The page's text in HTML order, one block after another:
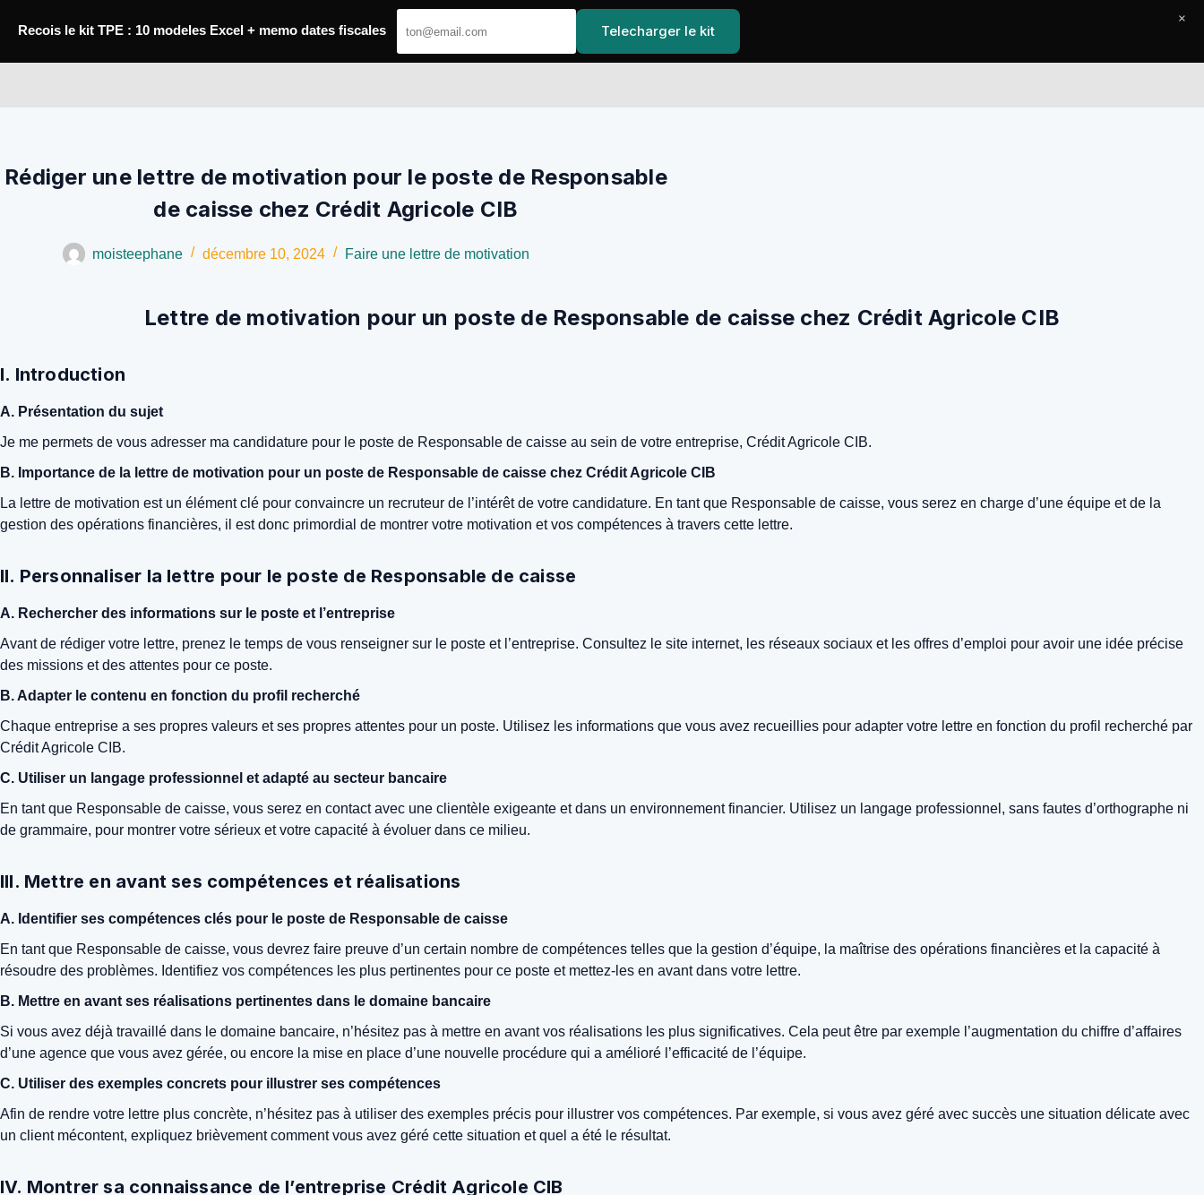
Rédiger une lettre de motivation pour le poste de Responsable
de caisse chez Crédit Agricole CIB
moisteephane décembre 10, 2024 Faire une lettre de motivation
Lettre de motivation pour un poste de Responsable de caisse chez Crédit Agricole CIB
I. Introduction
A. Présentation du sujet
Je me permets de vous adresser ma candidature pour le poste de Responsable de caisse au sein de votre entreprise, Crédit Agricole CIB.
B. Importance de la lettre de motivation pour un poste de Responsable de caisse chez Crédit Agricole CIB
La lettre de motivation est un élément clé pour convaincre un recruteur de l’intérêt de votre candidature. En tant que Responsable de caisse, vous serez en charge d’une équipe et de la
gestion des opérations financières, il est donc primordial de montrer votre motivation et vos compétences à travers cette lettre.
II. Personnaliser la lettre pour le poste de Responsable de caisse
A. Rechercher des informations sur le poste et l’entreprise
Avant de rédiger votre lettre, prenez le temps de vous renseigner sur le poste et l’entreprise. Consultez le site internet, les réseaux sociaux et les offres d’emploi pour avoir une idée précise
des missions et des attentes pour ce poste.
B. Adapter le contenu en fonction du profil recherché
Chaque entreprise a ses propres valeurs et ses propres attentes pour un poste. Utilisez les informations que vous avez recueillies pour adapter votre lettre en fonction du profil recherché par
Crédit Agricole CIB.
C. Utiliser un langage professionnel et adapté au secteur bancaire
En tant que Responsable de caisse, vous serez en contact avec une clientèle exigeante et dans un environnement financier. Utilisez un langage professionnel, sans fautes d’orthographe ni
de grammaire, pour montrer votre sérieux et votre capacité à évoluer dans ce milieu.
III. Mettre en avant ses compétences et réalisations
A. Identifier ses compétences clés pour le poste de Responsable de caisse
En tant que Responsable de caisse, vous devrez faire preuve d’un certain nombre de compétences telles que la gestion d’équipe, la maîtrise des opérations financières et la capacité à
résoudre des problèmes. Identifiez vos compétences les plus pertinentes pour ce poste et mettez-les en avant dans votre lettre.
B. Mettre en avant ses réalisations pertinentes dans le domaine bancaire
Si vous avez déjà travaillé dans le domaine bancaire, n’hésitez pas à mettre en avant vos réalisations les plus significatives. Cela peut être par exemple l’augmentation du chiffre d’affaires
d’une agence que vous avez gérée, ou encore la mise en place d’une nouvelle procédure qui a amélioré l’efficacité de l’équipe.
C. Utiliser des exemples concrets pour illustrer ses compétences
Afin de rendre votre lettre plus concrète, n’hésitez pas à utiliser des exemples précis pour illustrer vos compétences. Par exemple, si vous avez géré avec succès une situation délicate avec
un client mécontent, expliquez brièvement comment vous avez géré cette situation et quel a été le résultat.
IV. Montrer sa connaissance de l’entreprise Crédit Agricole CIB
Recois le kit TPE : 10 modeles Excel + memo dates fiscales Telecharger le kit
×